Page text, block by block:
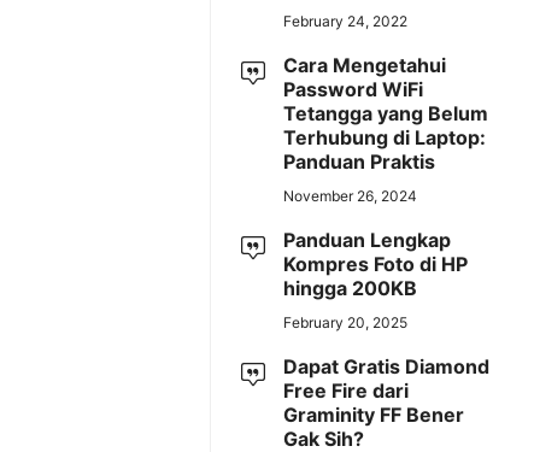
February 24, 2022
Cara Mengetahui
Password WiFi
Tetangga yang Belum
Terhubung di Laptop:
Panduan Praktis
November 26, 2024
Panduan Lengkap
Kompres Foto di HP
hingga 200KB
February 20, 2025
Dapat Gratis Diamond
Free Fire dari
Graminity FF Bener
Gak Sih?